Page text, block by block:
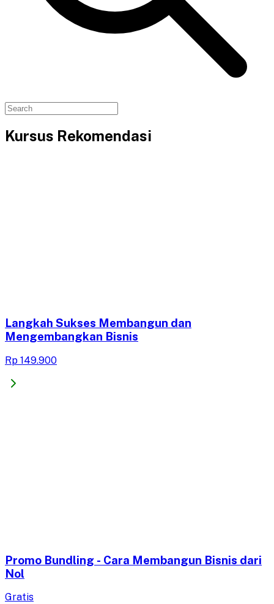
Kursus Rekomendasi
Langkah Sukses Membangun dan
Mengembangkan Bisnis
Rp 149.900
Promo Bundling - Cara Membangun Bisnis dari
Nol
Gratis